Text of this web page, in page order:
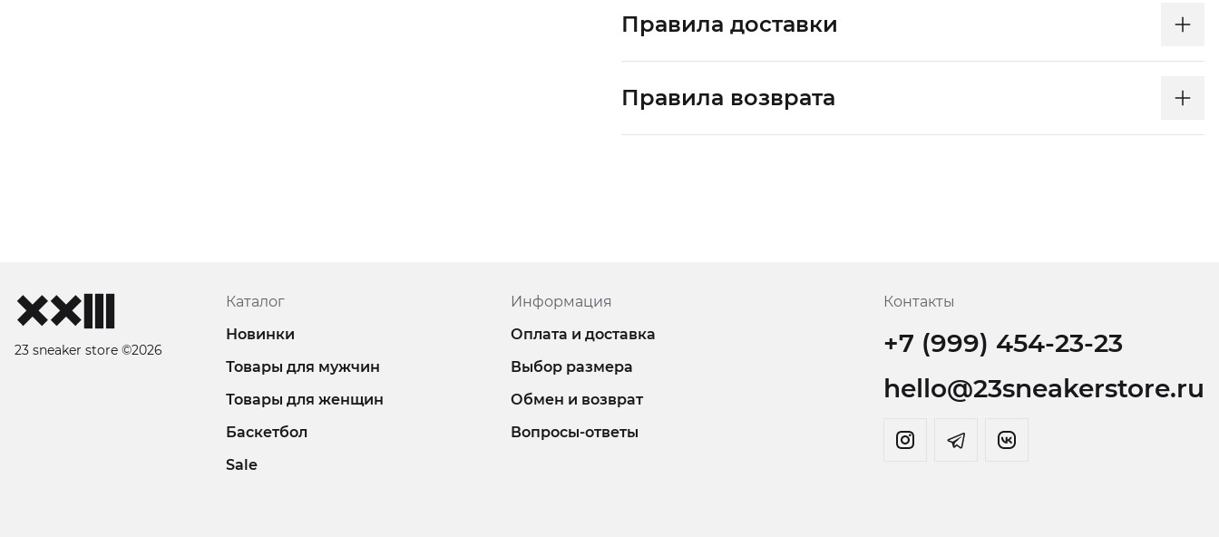
Правила доставки
Правила возврата
23 sneaker store ©2026
Каталог
Новинки
Товары для мужчин
Товары для женщин
Баскетбол
Sale
Информация
Оплата и доставка
Выбор размера
Обмен и возврат
Вопросы-ответы
Контакты
+7 (999) 454-23-23
hello@23sneakerstore.ru